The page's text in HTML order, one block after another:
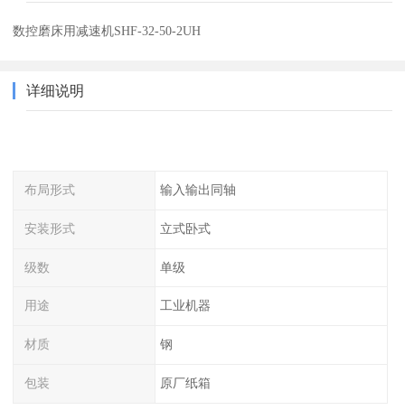
数控磨床用减速机SHF-32-50-2UH
详细说明
布局形式 输入输出同轴
安装形式 立式卧式
级数 单级
用途 工业机器
材质 钢
包装 原厂纸箱